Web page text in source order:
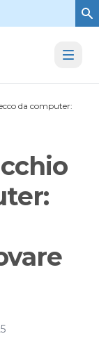
da computer: